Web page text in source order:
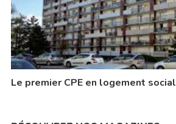
Le premier CPE en logement social